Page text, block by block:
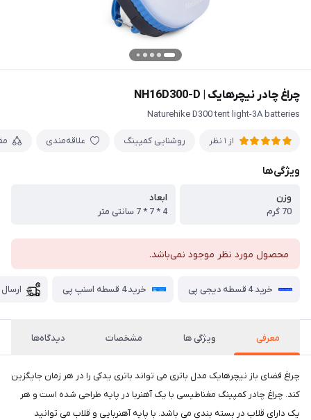
چراغ چادر نیچرهایک | NH16D300-D
Naturehike D300 tent light-3A batteries
از 1 نظر روشنایی کمپینگ علاقه‌مندی
ویژگی‌ها
وزن
70 گرم
ابعاد
4 * 7 * 7 سانتی متر
محصول مورد نظر موجود نمی‌باشد.
خرید 4 قسطه دیجی پی خرید 4 قسطه اسنپ پی
معرفی ویژگی ها مشخصات دیدگاه‌ها
چراغ فضای باز نیچرهایک مدل باتری می تواند باتری یدکی را در هر زمان جایگزین
کند. چراغ چادر کمپینگ مغناطیسی با یک آهنربا در پایه طراحی شده است و هر
یک دارای قلاب در بسته بندی می باشد. با پایه آهنربایی و قلاب می توانید